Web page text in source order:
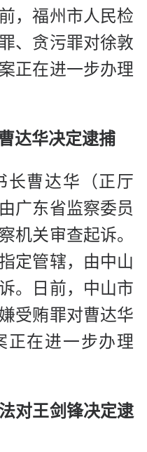
，福州市人民检
、贪污罪对徐敦
正在进一步办理
达华决定逮捕
长曹达华（正厅
广东省监察委员
机关审查起诉。
定管辖，由中山
。日前，中山市
受贿罪对曹达华
正在进一步办理
对王剑锋决定逮